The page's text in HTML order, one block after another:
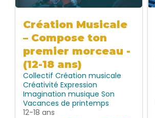
Création Musicale
– Compose ton
premier morceau -
(12-18 ans)
Collectif Création musicale
Créativité Expression
Imagination musique Son
Vacances de printemps
12-18 ans